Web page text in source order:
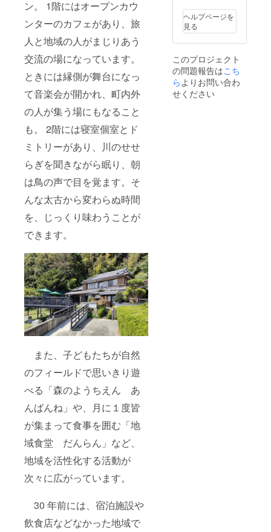
ン。 1階にはオープンカウ
ンターのカフェがあり、旅
人と地域の人がまじりあう
交流の場になっています。
ときには縁側が舞台になっ
て音楽会が開かれ、町内外
の人が集う場にもなること
も。 2階には寝室個室とド
ミトリーがあり、川のせせ
らぎを聞きながら眠り、朝
は鳥の声で目を覚ます。そ
んな太古から変わらぬ時間
を、じっくり味わうことが
できます。
また、子どもたちが自然
のフィールドで思いきり遊
べる「森のようちえん あ
んばんね」や、月に１度皆
が集まって食事を囲む「地
域食堂 だんらん」など、
地域を活性化する活動が
次々に広がっています。
30 年前には、宿泊施設や
飲食店などなかった地域で
ヘルプページを
見る
このプロジェクト
の問題報告はこち
ら よりお問い合わ
せください